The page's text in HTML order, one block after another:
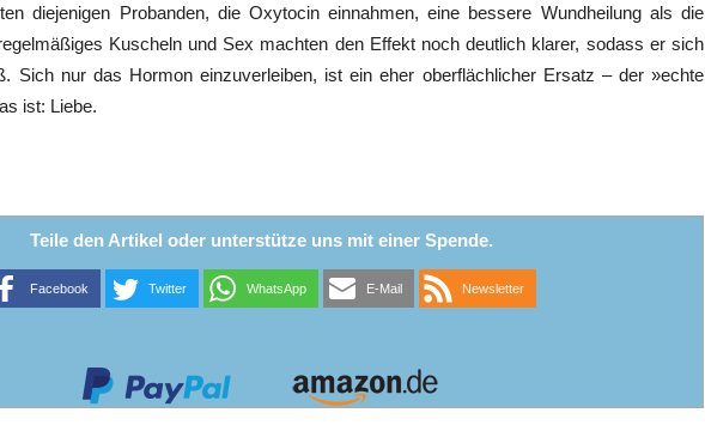
diejenigen Probanden, die Oxytocin einnahmen, eine bessere Wundheilung als die
Kuscheln und Sex machten den Effekt noch deutlich klarer, sodass er sich
Sich nur das Hormon einzuverleiben, ist ein eher oberflächlicher Ersatz – der »echte
ist: Liebe.
Teile den Artikel oder unterstütze uns mit einer Spende.
Facebook Twitter WhatsApp E-Mail Newsletter